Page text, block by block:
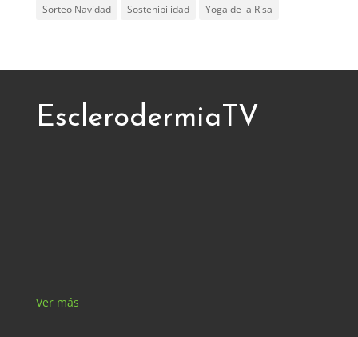
Sorteo Navidad
Sostenibilidad Yoga de la Risa
EsclerodermiaTV
Ver más